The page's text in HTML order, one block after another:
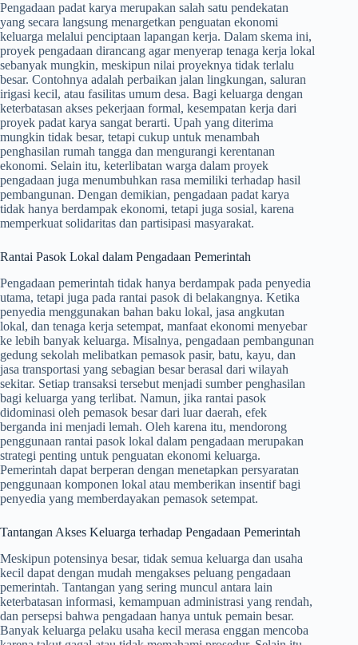
Pengadaan padat karya merupakan salah satu pendekatan
yang secara langsung menargetkan penguatan ekonomi
keluarga melalui penciptaan lapangan kerja. Dalam skema ini,
proyek pengadaan dirancang agar menyerap tenaga kerja lokal
sebanyak mungkin, meskipun nilai proyeknya tidak terlalu
besar. Contohnya adalah perbaikan jalan lingkungan, saluran
irigasi kecil, atau fasilitas umum desa. Bagi keluarga dengan
keterbatasan akses pekerjaan formal, kesempatan kerja dari
proyek padat karya sangat berarti. Upah yang diterima
mungkin tidak besar, tetapi cukup untuk menambah
penghasilan rumah tangga dan mengurangi kerentanan
ekonomi. Selain itu, keterlibatan warga dalam proyek
pengadaan juga menumbuhkan rasa memiliki terhadap hasil
pembangunan. Dengan demikian, pengadaan padat karya
tidak hanya berdampak ekonomi, tetapi juga sosial, karena
memperkuat solidaritas dan partisipasi masyarakat.
Rantai Pasok Lokal dalam Pengadaan Pemerintah
Pengadaan pemerintah tidak hanya berdampak pada penyedia
utama, tetapi juga pada rantai pasok di belakangnya. Ketika
penyedia menggunakan bahan baku lokal, jasa angkutan
lokal, dan tenaga kerja setempat, manfaat ekonomi menyebar
ke lebih banyak keluarga. Misalnya, pengadaan pembangunan
gedung sekolah melibatkan pemasok pasir, batu, kayu, dan
jasa transportasi yang sebagian besar berasal dari wilayah
sekitar. Setiap transaksi tersebut menjadi sumber penghasilan
bagi keluarga yang terlibat. Namun, jika rantai pasok
didominasi oleh pemasok besar dari luar daerah, efek
berganda ini menjadi lemah. Oleh karena itu, mendorong
penggunaan rantai pasok lokal dalam pengadaan merupakan
strategi penting untuk penguatan ekonomi keluarga.
Pemerintah dapat berperan dengan menetapkan persyaratan
penggunaan komponen lokal atau memberikan insentif bagi
penyedia yang memberdayakan pemasok setempat.
Tantangan Akses Keluarga terhadap Pengadaan Pemerintah
Meskipun potensinya besar, tidak semua keluarga dan usaha
kecil dapat dengan mudah mengakses peluang pengadaan
pemerintah. Tantangan yang sering muncul antara lain
keterbatasan informasi, kemampuan administrasi yang rendah,
dan persepsi bahwa pengadaan hanya untuk pemain besar.
Banyak keluarga pelaku usaha kecil merasa enggan mencoba